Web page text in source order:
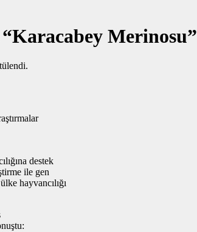
Merinosu”
destek
ile gen
hayvancılığı